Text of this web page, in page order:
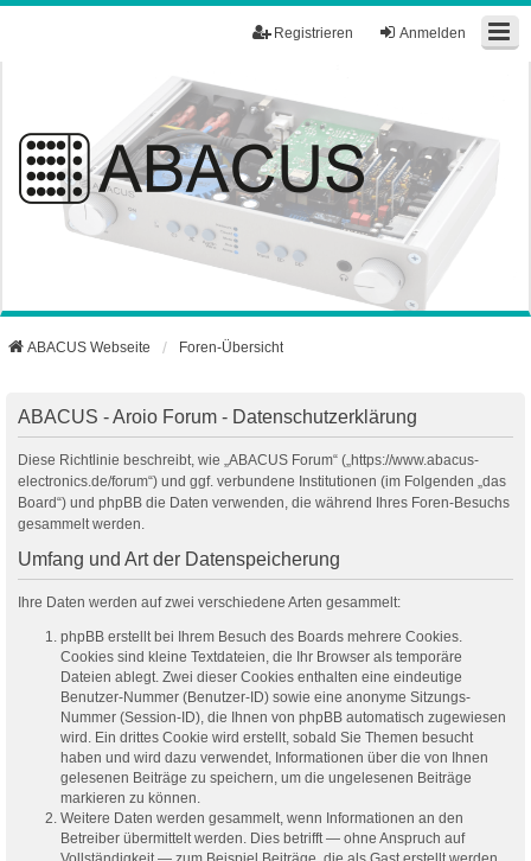
Anmelden
Registrieren
ABACUS Webseite Foren-Übersicht
ABACUS - Aroio Forum - Datenschutzerklärung
Diese Richtlinie beschreibt, wie „ABACUS Forum“ („https://www.abacus-
electronics.de/forum“) und ggf. verbundene Institutionen (im Folgenden „das
Board“) und phpBB die Daten verwenden, die während Ihres Foren-Besuchs
gesammelt werden.
Umfang und Art der Datenspeicherung
Ihre Daten werden auf zwei verschiedene Arten gesammelt:
phpBB erstellt bei Ihrem Besuch des Boards mehrere Cookies.
Cookies sind kleine Textdateien, die Ihr Browser als temporäre
Dateien ablegt. Zwei dieser Cookies enthalten eine eindeutige
Benutzer-Nummer (Benutzer-ID) sowie eine anonyme Sitzungs-
Nummer (Session-ID), die Ihnen von phpBB automatisch zugewiesen
wird. Ein drittes Cookie wird erstellt, sobald Sie Themen besucht
haben und wird dazu verwendet, Informationen über die von Ihnen
gelesenen Beiträge zu speichern, um die ungelesenen Beiträge
markieren zu können.
Weitere Daten werden gesammelt, wenn Informationen an den
Betreiber übermittelt werden. Dies betrifft — ohne Anspruch auf